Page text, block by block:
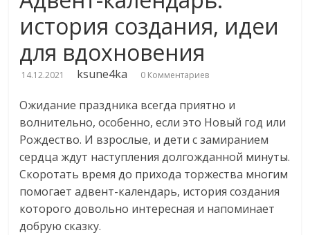
история создания, идеи
для вдохновения
14.12.2021 ksune4ka 0 Комментариев
Ожидание праздника всегда приятно и
волнительно, особенно, если это Новый год или
Рождество. И взрослые, и дети с замиранием
сердца ждут наступления долгожданной минуты.
Скоротать время до прихода торжества многим
помогает адвент-календарь, история создания
которого довольно интересная и напоминает
добрую сказку.